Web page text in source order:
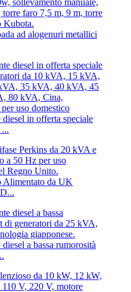
ad alogenuri metallici
in offerta speciale
Alimentato da UK
a bassa rumorosità